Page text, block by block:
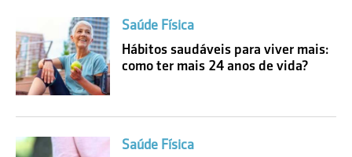
Saúde Física
Hábitos saudáveis para viver mais:
como ter mais 24 anos de vida?
Saúde Física